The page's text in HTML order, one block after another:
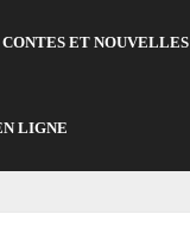
CONTES ET NOUVELLES
LIGNE